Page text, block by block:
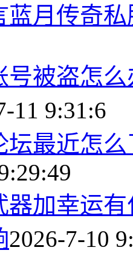
蓝月传奇
号被盗怎
11 9:31:6
坛最近怎
器加幸运
2026-7-10